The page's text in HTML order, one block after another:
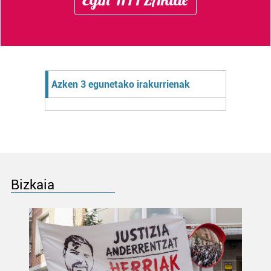
Azken 3 egunetako irakurrienak
Bizkaia